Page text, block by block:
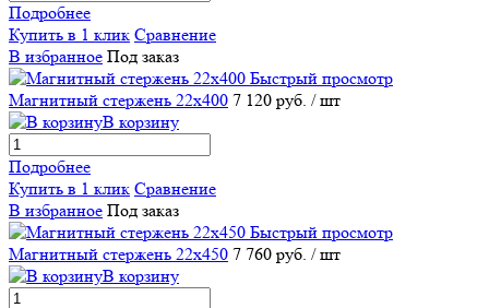
Подробнее
Купить в 1 клик Сравнение
В избранное Под заказ
Быстрый просмотр
Магнитный стержень 22х400 7 120 руб. / шт
В корзину
Подробнее
Купить в 1 клик Сравнение
В избранное Под заказ
Быстрый просмотр
Магнитный стержень 22х450 7 760 руб. / шт
В корзину